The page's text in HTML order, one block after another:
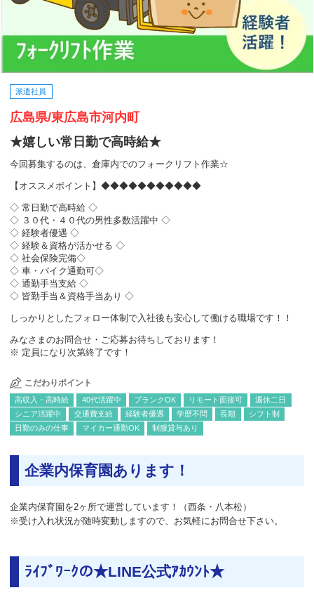
派遣社員
広島県/東広島市河内町
★嬉しい常日勤で高時給★
今回募集するのは、倉庫内でのフォークリフト作業☆
【オススメポイント】◆◆◆◆◆◆◆◆◆◆◆
◇ 常日勤で高時給 ◇
◇ ３０代・４０代の男性多数活躍中 ◇
◇ 経験者優遇 ◇
◇ 経験＆資格が活かせる ◇
◇ 社会保険完備◇
◇ 車・バイク通勤可◇
◇ 通勤手当支給 ◇
◇ 皆勤手当＆資格手当あり ◇
しっかりとしたフォロー体制で入社後も安心して働ける職場です！！
みなさまのお問合せ・ご応募お待ちしております！
※ 定員になり次第終了です！
こだわりポイント
高収入・高時給 40代活躍中 ブランクOK リモート面接可
週休二日
シニア活躍中
交通費支給 経験者優遇 学歴不問 長期
シフト制
日勤のみの仕事
マイカー通勤OK 制服貸与あり
企業内保育園あります！
企業内保育園を2ヶ所で運営しています！（西条・八本松）
※受け入れ状況が随時変動しますので、お気軽にお問合せ下さい。
ﾗｲﾌﾞﾜｰｸの★LINE公式ｱｶｳﾝﾄ★